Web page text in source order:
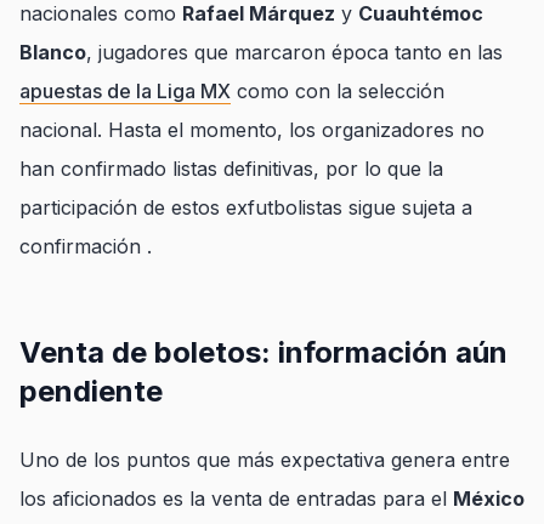
nacionales como Rafael Márquez y Cuauhtémoc
Blanco, jugadores que marcaron época tanto en las
apuestas de la Liga MX como con la selección
nacional. Hasta el momento, los organizadores no
han confirmado listas definitivas, por lo que la
participación de estos exfutbolistas sigue sujeta a
confirmación .
Venta de boletos: información aún
pendiente
Uno de los puntos que más expectativa genera entre
los aficionados es la venta de entradas para el México